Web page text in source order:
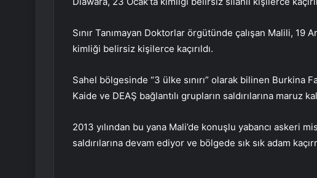
Sınır Tanımayan Doktorlar örgütünde çalışan Malili, 19
kimliği belirsiz kişilerce kaçırıldı.
Sahel bölgesinde “3 ülke sınırı” olarak bilinen Burkina
Kaide ve DEAŞ bağlantılı grupların saldırılarına maruz
2013 yılından bu yana Mali’de konuşlu yabancı askeri
saldırılarına devam ediyor ve bölgede sık sık adam